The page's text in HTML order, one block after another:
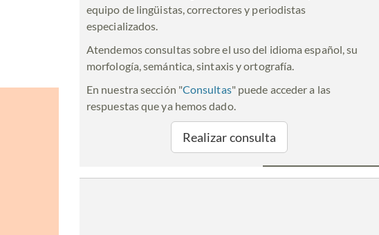
equipo de lingüistas, correctores y periodistas
especializados.
Atendemos consultas sobre el uso del idioma español, su
morfología, semántica, sintaxis y ortografía.
En nuestra sección "Consultas" puede acceder a las
respuestas que ya hemos dado.
Realizar consulta